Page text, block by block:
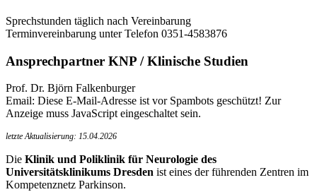
Sprechstunden täglich nach Vereinbarung
Terminvereinbarung unter Telefon 0351-4583876
Ansprechpartner KNP / Klinische Studien
Prof. Dr. Björn Falkenburger
Email: Diese E-Mail-Adresse ist vor Spambots geschützt! Zur
Anzeige muss JavaScript eingeschaltet sein.
letzte Aktualisierung: 15.04.2026
Die Klinik und Poliklinik für Neurologie des
Universitätsklinikums Dresden ist eines der führenden Zentren im
Kompetenznetz Parkinson.